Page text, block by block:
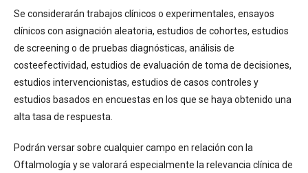
Se considerarán trabajos clínicos o experimentales, ensayos
clínicos con asignación aleatoria, estudios de cohortes, estudios
de screening o de pruebas diagnósticas, análisis de
costeefectividad, estudios de evaluación de toma de decisiones,
estudios intervencionistas, estudios de casos controles y
estudios basados en encuestas en los que se haya obtenido una
alta tasa de respuesta.
Podrán versar sobre cualquier campo en relación con la
Oftalmología y se valorará especialmente la relevancia clínica de